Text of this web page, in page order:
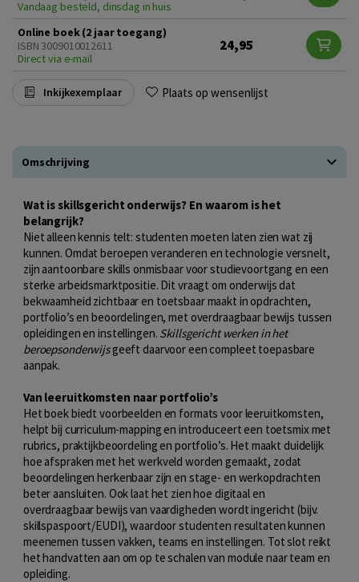
Vandaag besteld, dinsdag in huis
Online boek (2 jaar toegang)
ISBN 3009010012611
Direct via e-mail
24,95
Inkijkexemplaar Plaats op wensenlijst
Omschrijving
Wat is skillsgericht onderwijs? En waarom is het
belangrijk?
Niet alleen kennis telt: studenten moeten laten zien wat zij
kunnen. Omdat beroepen veranderen en technologie versnelt,
zijn aantoonbare skills onmisbaar voor studievoortgang en een
sterke arbeidsmarktpositie. Dit vraagt om onderwijs dat
bekwaamheid zichtbaar en toetsbaar maakt in opdrachten,
portfolio’s en beoordelingen, met overdraagbaar bewijs tussen
opleidingen en instellingen. Skillsgericht werken in het
beroepsonderwijsgeeft daarvoor een compleet toepasbare
aanpak.
Van leeruitkomsten naar portfolio’s
Het boek biedt voorbeelden en formats voor leeruitkomsten,
helpt bij curriculum-mapping en introduceert een toetsmix met
rubrics, praktijkbeoordeling en portfolio’s. Het maakt duidelijk
hoe afspraken met het werkveld worden gemaakt, zodat
beoordelingen herkenbaar zijn en stage- en werkopdrachten
beter aansluiten. Ook laat het zien hoe digitaal en
overdraagbaar bewijs van vaardigheden wordt ingericht (bijv.
skillspaspoort/EUDI), waardoor studenten resultaten kunnen
meenemen tussen vakken, teams en instellingen. Tot slot reikt
het handvatten aan om op te schalen van module naar team en
opleiding.